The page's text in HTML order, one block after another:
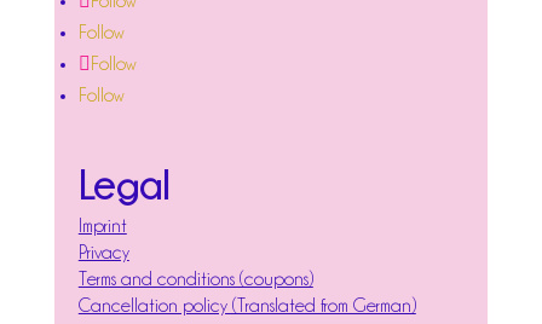
Follow
Follow
Follow
Legal
Imprint
Privacy
Terms and conditions (coupons)
Cancellation policy (Translated from German)